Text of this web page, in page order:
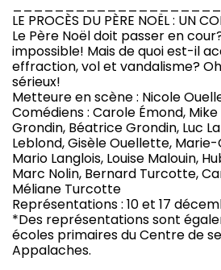
LE PROCÈS DU PÈRE NOËL : UN
Le Père Noël doit passer en
impossible! Mais de quoi est-il
effraction, vol et vandalisme?
sérieux!
Metteure en scène : Nicole
Comédiens : Carole Émond,
Grondin, Béatrice Grondin, Luc
Leblond, Gisèle Ouellette,
Mario Langlois, Louise Malouin,
Marc Nolin, Bernard Turcotte,
Méliane Turcotte
Représentations : 10 et 17
*Des représentations sont
écoles primaires du Centre de
Appalaches.